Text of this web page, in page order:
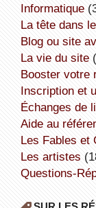
informatique
la tête dans
Blog ou site
la vie du site
booster
inscription et
échanges de
aide au
Les Fables
Les artistes
Questions-